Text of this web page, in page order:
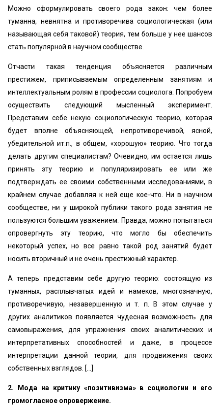
Можно сформулировать своего рода закон: чем более
туманна, невнятна и противоречива социологическая (или
называющая себя таковой) теория, тем больше у нее шансов
стать популярной в научном сообществе.
Отчасти такая тенденция объясняется различным
престижем, приписываемым определенным занятиям и
интеллектуальным ролям в профессии социолога. Попробуем
осуществить следующий мысленный эксперимент.
Представим себе некую социологическую теорию, которая
будет вполне объясняющей, непротиворечивой, ясной,
убедительной ит.п., в общем, «хорошую» теорию. Что тогда
делать другим специалистам? Очевидно, им остается лишь
принять эту теорию и популяризировать ее или же
подтверждать ее своими собственными исследованиями, в
крайнем случае добавляя к ней еще кое-что. Ни в научном
сообществе, ни у широкой публики такого рода занятия не
пользуются большим уважением. Правда, можно попытаться
опровергнуть эту теорию, что могло бы обеспечить
некоторый успех, но все равно такой род занятий будет
носить вторичный и не очень престижный характер.
А теперь представим себе другую теорию: состоящую из
туманных, расплывчатых идей и намеков, многозначную,
противоречивую, незавершенную и т. п. В этом случае у
других аналитиков появляется чудесная возможность для
самовыражения, для упражнения своих аналитических и
интерпретативных способностей и даже, в процессе
интерпретации данной теории, для продвижения своих
собственных взглядов. [...]
2. Мода на критику «позитивизма» в социологии и его
громогласное опровержение.